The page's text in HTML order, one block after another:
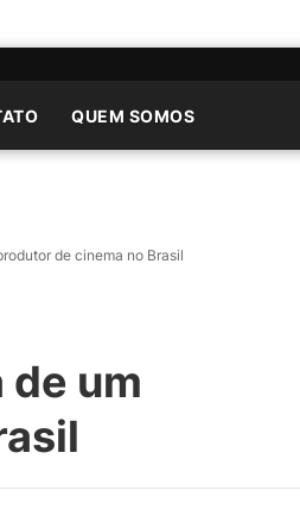
QUEM SOMOS
de cinema no Brasil
um